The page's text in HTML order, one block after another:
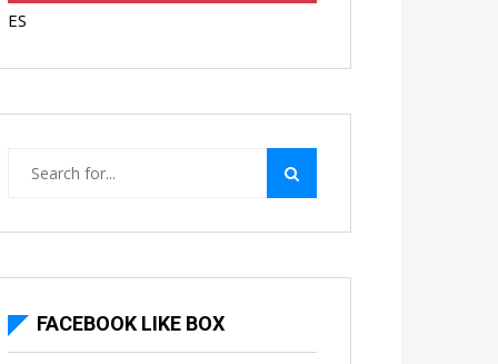
ES
FACEBOOK LIKE BOX